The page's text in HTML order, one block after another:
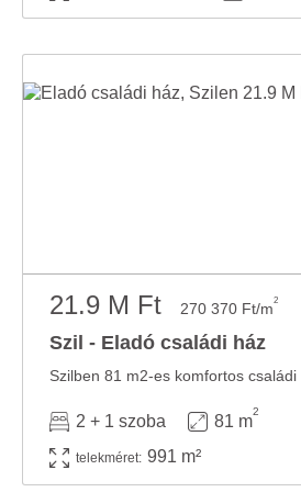
Ön által használt más
21.9 M Ft 270 370 Ft/m2
Szil - Eladó családi ház
2 + 1 szoba 81 m
2
telekméret: 991 m²